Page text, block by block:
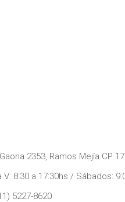
2353, Ramos Mejía CP
V: 8:30 a 17:30hs / Sábados:
5227-8620